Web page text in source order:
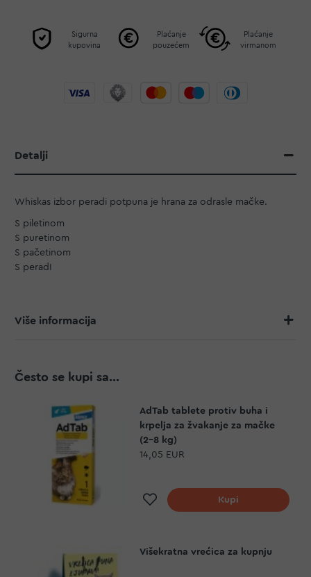
Sigurna
kupovina
Plaćanje
pouzećem
Plaćanje
virmanom
Detalji
Whiskas izbor peradi potpuna je hrana za odrasle mačke.
S piletinom
S puretinom
S pačetinom
S peradI
Više informacija
Često se kupi sa...
AdTab tablete protiv buha i
krpelja za žvakanje za mačke
(2-8 kg)
14,05 EUR
Dodaj na listu želja
Kupi
Višekratna vrećica za kupnju